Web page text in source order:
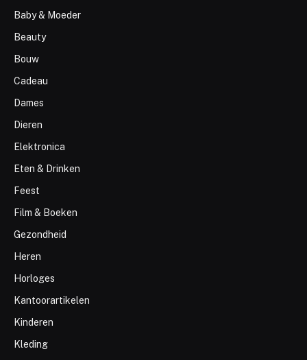
Baby & Moeder
Beauty
Bouw
Cadeau
Dames
Dieren
Elektronica
Eten & Drinken
Feest
Film & Boeken
Gezondheid
Heren
Horloges
Kantoorartikelen
Kinderen
Kleding